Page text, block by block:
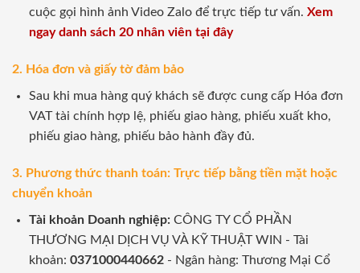
cuộc gọi hình ảnh Video Zalo để trực tiếp tư vấn. Xem
ngay danh sách 20 nhân viên tại đây
2. Hóa đơn và giấy tờ đảm bảo
Sau khi mua hàng quý khách sẽ được cung cấp Hóa đơn
VAT tài chính hợp lệ, phiếu giao hàng, phiếu xuất kho,
phiếu giao hàng, phiếu bảo hành đầy đủ.
3. Phương thức thanh toán: Trực tiếp bằng tiền mặt hoặc
chuyển khoản
Tài khoản Doanh nghiệp:CÔNG TY CỔ PHẦN
THƯƠNG MẠI DỊCH VỤ VÀ KỸ THUẬT WIN - Tài
khoản: 0371000440662- Ngân hàng: Thương Mại Cổ